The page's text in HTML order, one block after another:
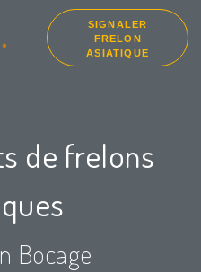
SIGNALER
FRELON
ASIATIQUE
de frelons
Bocage